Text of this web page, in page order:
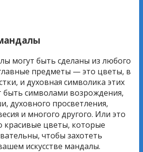
могут быть сделаны из любого
предметы — это цветы, в
и духовная символика этих
быть символами возрождения,
духовного просветления,
и многого другого. Или это
красивые цветы, которые
чтобы захотеть
искусстве мандалы.